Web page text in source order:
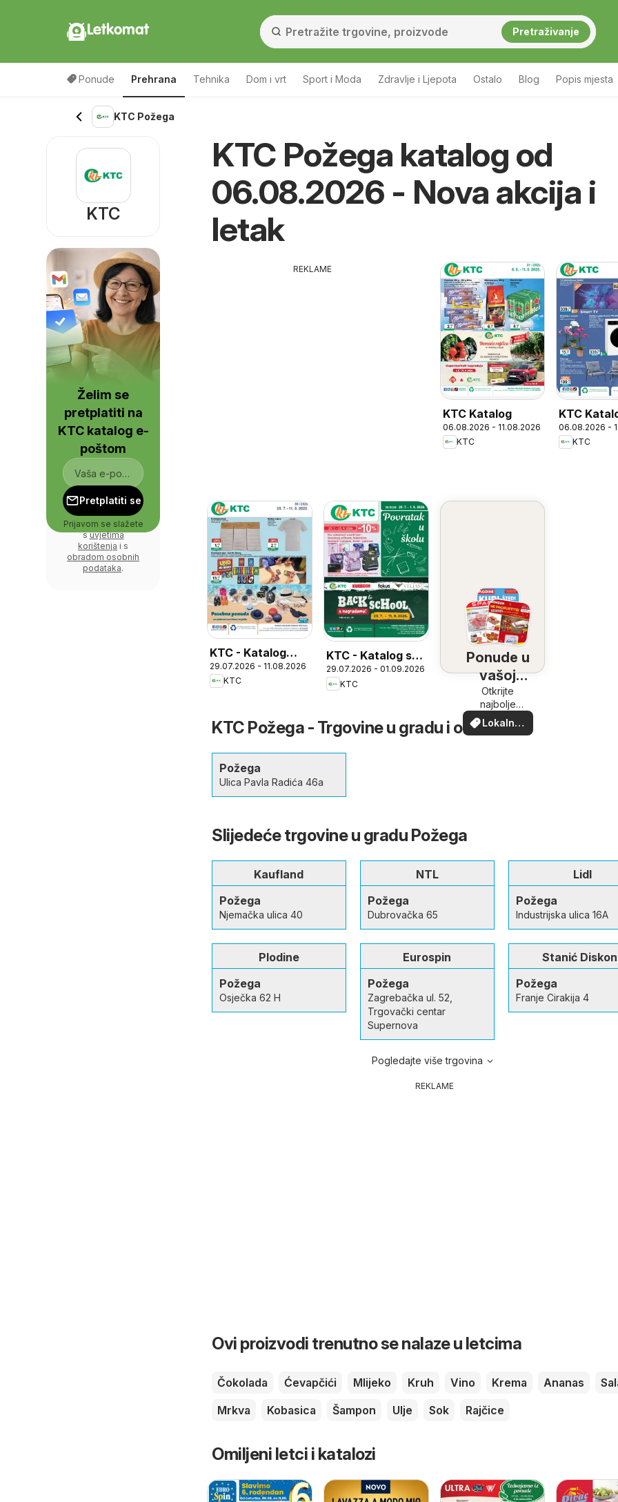
Letkomat Pretraživanje
Ponude Prehrana Tehnika Dom i vrt Sport i Moda Zdravlje i Ljepota Ostalo Blog Popis mjesta
KTC Požega
KTC Požega katalog od
06.08.2026 - Nova akcija i
letak
REKLAME
KTC Katalog
06.08.2026 - 11.08.2026
KTC
KTC
tehnike i
06.08.2026 -
KTC
KTC - Katalog
igračke i tekstil
29.07.2026 - 11.08.2026
KTC
KTC - Katalog sve
za školu
29.07.2026 - 01.09.2026
KTC
Ponude u
vašoj
blizini
Otkrijte
najbolje
ponude u
vašoj blizini
Lokalne
ponude
KTC Požega - Trgovine u gradu i okolini
Požega
Ulica Pavla Radića 46a
Slijedeće trgovine u gradu Požega
Kaufland
Požega
Njemačka ulica 40
NTL
Požega
Dubrovačka 65
Lidl
Požega
Industrijska ulica 16A
Plodine
Požega
Osječka 62 H
Eurospin
Požega
Zagrebačka ul. 52,
Trgovački centar
Supernova
Stanić
Požega
Franje Cirakija 4
Pogledajte više trgovina
REKLAME
Ovi proizvodi trenutno se nalaze u letcima
Čokolada Ćevapčići Mlijeko Kruh Vino Krema Ananas
Mrkva
Kobasica Šampon Ulje Sok Rajčice
Omiljeni letci i katalozi
KTC
Želim se
pretplatiti na
KTC katalog e-
poštom
Pretplatiti se
Prijavom se slažete
suvjetima
korištenja i s
obradom osobnih
podataka.